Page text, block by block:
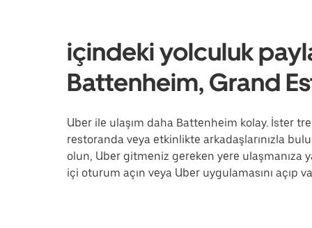
içindeki yolculuk
Battenheim, Grand
Uber ile ulaşım daha Battenheim kolay. İster
restoranda veya etkinlikte arkadaşlarınızla
olun, Uber gitmeniz gereken yere ulaşmanıza
içi oturum açın veya Uber uygulamasını açıp